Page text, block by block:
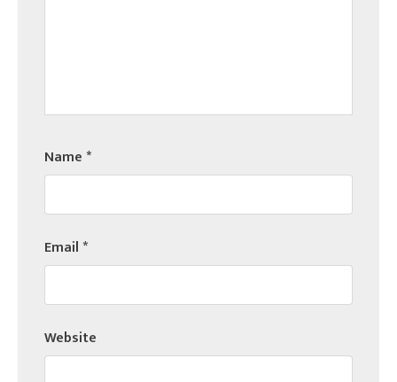
Name*
Email*
Website